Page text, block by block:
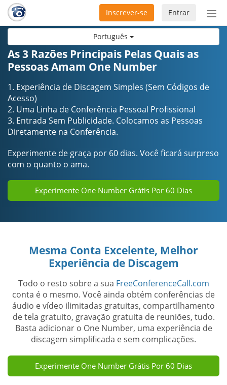
Português
Entrar
Inscrever-se
As 3 Razões Principais Pelas Quais as
Pessoas Amam One Number
1. Experiência de Discagem Simples (Sem Códigos de
Acesso)
2. Uma Linha de Conferência Pessoal Profissional
3. Entrada Sem Publicidade. Colocamos as Pessoas
Diretamente na Conferência.
Experimente de graça por 60 dias. Você ficará surpreso
com o quanto o ama.
Experimente One Number Grátis Por 60 Dias
Mesma Conta Excelente, Melhor
Experiência de Discagem
Todo o resto sobre a sua FreeConferenceCall.com
conta é o mesmo. Você ainda obtém conferências de
áudio e vídeo ilimitadas gratuitas, compartilhamento
de tela gratuito, gravação gratuita de reuniões, tudo.
Basta adicionar o One Number, uma experiência de
discagem simplificada e sem complicações.
Experimente One Number Grátis Por 60 Dias